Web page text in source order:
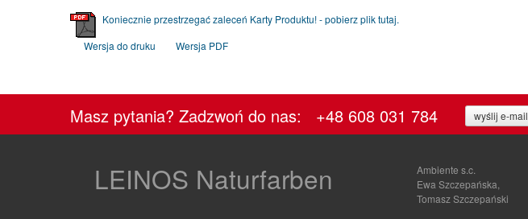
Koniecznie przestrzegać zaleceń Karty Produktu! - pobierz plik tutaj.
Wersja do druku
Wersja PDF
Masz pytania? Zadzwoń do nas: +48 608 031 784 wyślij e-mail
LEINOS Naturfarben
Ambiente s.c.
Ewa Szczepańska,
Tomasz Szczepański